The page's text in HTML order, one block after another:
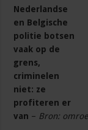
Nederlandse
en Belgische
politie botsen
vaak op de
grens,
criminelen
niet: ze
profiteren er
van – Bron: